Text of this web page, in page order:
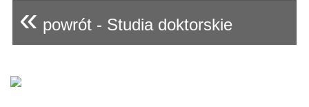
« powrót - Studia doktorskie